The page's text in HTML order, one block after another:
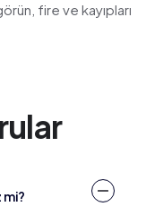
fire ve kayıpları